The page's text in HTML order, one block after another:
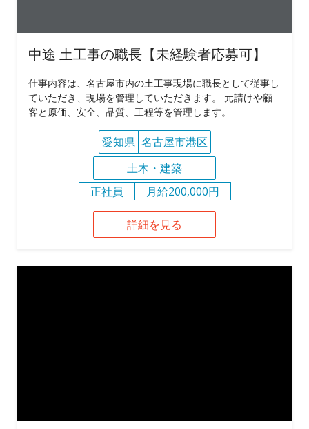
中途 土工事の職長【未経験者応募可】
仕事内容は、名古屋市内の土工事現場に職長として従事し
ていただき、現場を管理していただきます。 元請けや顧
客と原価、安全、品質、工程等を管理します。
愛知県 名古屋市港区
土木・建築
正社員
月給200,000円
詳細を見る